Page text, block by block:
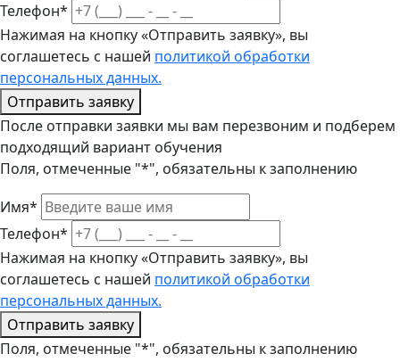
Телефон*
Нажимая на кнопку «Отправить заявку», вы
соглашетесь с нашей политикой обработки
персональных данных.
Отправить заявку
После отправки заявки мы вам перезвоним и подберем
подходящий вариант обучения
Поля, отмеченные "*", обязательны к заполнению
Имя*
Телефон*
Нажимая на кнопку «Отправить заявку», вы
соглашетесь с нашей политикой обработки
персональных данных.
Отправить заявку
Поля, отмеченные "*", обязательны к заполнению